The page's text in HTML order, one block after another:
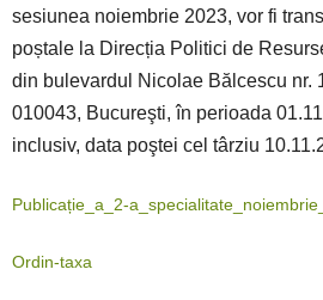
sesiunea noiembrie 2023, vor fi
poștale la Direcția Politici de
din bulevardul
Nicolae Bălcescu nr.
010043, Bucureşti, în perioada
inclusiv, data poştei cel târziu
Publicație_a_2-
Ordin-taxa